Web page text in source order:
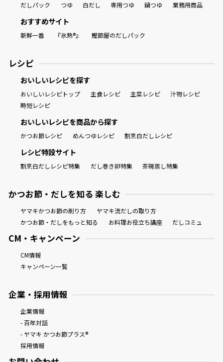
だしパック
つゆ 白だし 専用つゆ 鍋つゆ 業務用商品
おすすめサイト
新鮮一番 『氷熟®』 鰹節屋のだしパック
レシピ
おいしいレシピを探す
おいしいレシピトップ 主食レシピ 主菜レシピ
汁物レシピ
時短レシピ
おいしいレシピを商品から探す
かつお節レシピ めんつゆレシピ 割烹白だしレシピ
レシピ特設サイト
割烹白だしレシピ特集 だし巻き卵特集 茶碗蒸し特集
かつお節・だしを知る 楽しむ
ヤマキかつお節の削り方
ヤマキ流だしの取り方
かつお節・だしをもっと知る
お料理お役立ち講座 だしコミュ
CM・キャンペーン
CM情報
キャンペーン一覧
企業・採用情報
企業情報
- 百年対話
- ヤマキ かつお節プラス®
採用情報